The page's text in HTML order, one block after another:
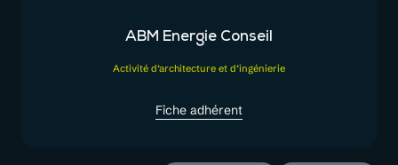
ABM Energie Conseil
Activité d’architecture et d’ingénierie
Fiche adhérent